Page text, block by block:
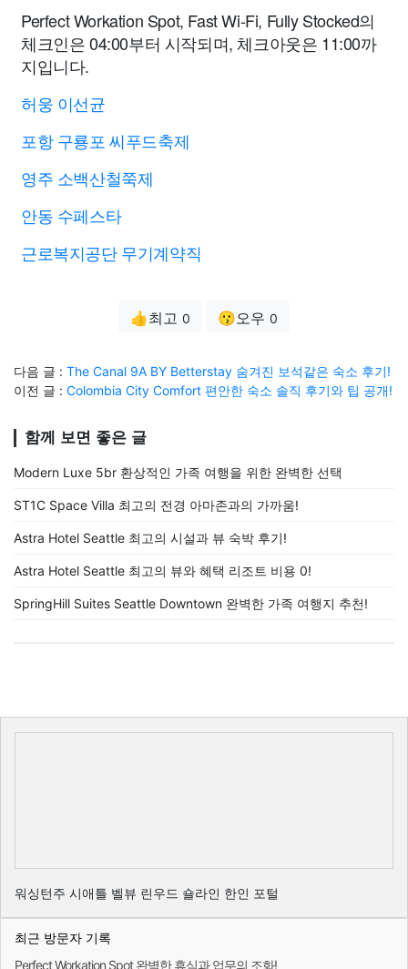
Perfect Workation Spot, Fast Wi-Fi, Fully Stocked의
체크인은 04:00부터 시작되며, 체크아웃은 11:00까
지입니다.
허웅 이선균
포항 구룡포 씨푸드축제
영주 소백산철쭉제
안동 수페스타
근로복지공단 무기계약직
👍최고 0 😗오우 0
다음 글 : The Canal 9A BY Betterstay 숨겨진 보석같은 숙소 후기!
이전 글 : Colombia City Comfort 편안한 숙소 솔직 후기와 팁 공개!
함께 보면 좋은 글
Modern Luxe 5br 환상적인 가족 여행을 위한 완벽한 선택
ST1C Space Villa 최고의 전경 아마존과의 가까움!
Astra Hotel Seattle 최고의 시설과 뷰 숙박 후기!
Astra Hotel Seattle 최고의 뷰와 혜택 리조트 비용 0!
SpringHill Suites Seattle Downtown 완벽한 가족 여행지 추천!
워싱턴주 시애틀 벨뷰 린우드 숄라인 한인 포털
최근 방문자 기록
Perfect Workation Spot 완벽한 휴식과 업무의 조화!